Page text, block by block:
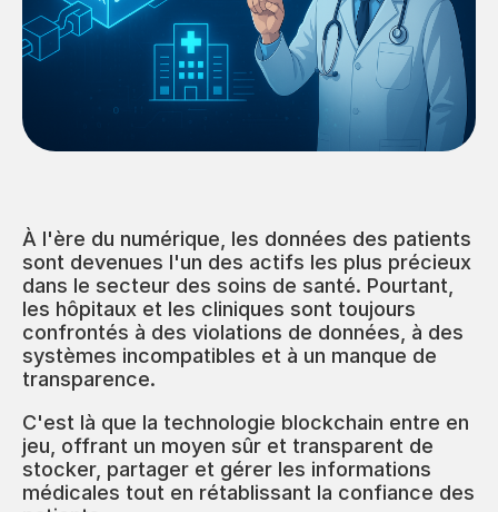
À l'ère du numérique, les données des patients
sont devenues l'un des actifs les plus précieux
dans le secteur des soins de santé. Pourtant,
les hôpitaux et les cliniques sont toujours
confrontés à des violations de données, à des
systèmes incompatibles et à un manque de
transparence.
C'est là que la technologie blockchain entre en
jeu, offrant un moyen sûr et transparent de
stocker, partager et gérer les informations
médicales tout en rétablissant la confiance des